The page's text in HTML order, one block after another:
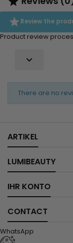
Review the
Product review

There are no
ARTIKEL
LUMIBEAUTY
IHR KONTO
CONTACT
WhatsApp